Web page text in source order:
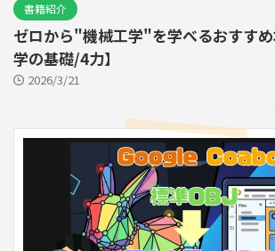
書籍紹介
ゼロから"機械工学"を学べるおすす
学の基礎/4力】
2026/3/21